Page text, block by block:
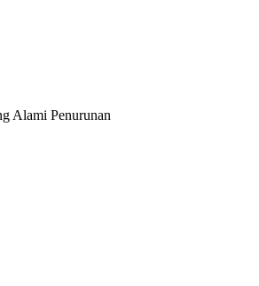
Alami Penurunan